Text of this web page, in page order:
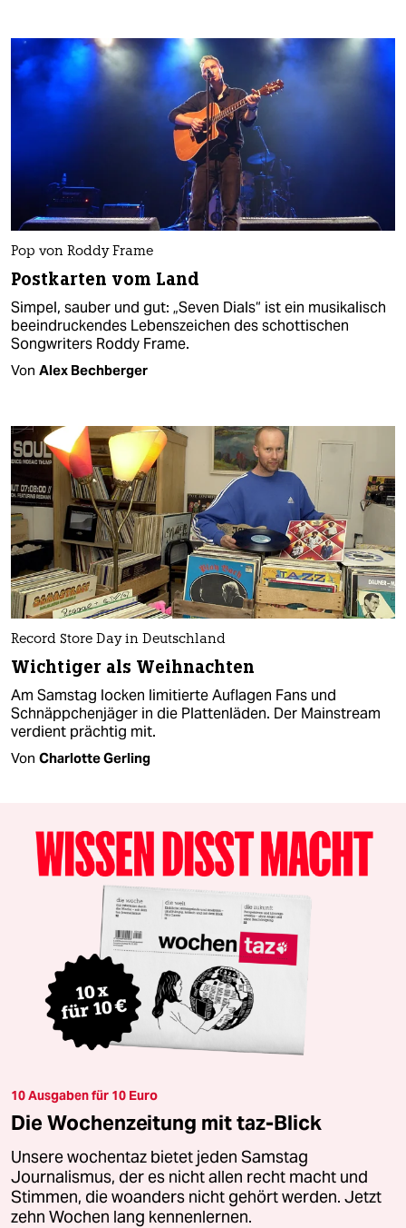
Pop von Roddy Frame
Postkarten vom Land
Simpel, sauber und gut: „Seven Dials“ ist ein musikalisch
beeindruckendes Lebenszeichen des schottischen
Songwriters Roddy Frame.
Von Alex Bechberger
Record Store Day in Deutschland
Wichtiger als Weihnachten
Am Samstag locken limitierte Auflagen Fans und
Schnäppchenjäger in die Plattenläden. Der Mainstream
verdient prächtig mit.
Von Charlotte Gerling
10 Ausgaben für 10 Euro
Die Wochenzeitung mit taz-Blick
Unsere wochentaz bietet jeden Samstag
Journalismus, der es nicht allen recht macht und
Stimmen, die woanders nicht gehört werden. Jetzt
zehn Wochen lang kennenlernen.